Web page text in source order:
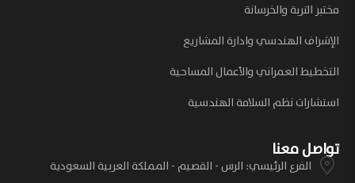
مختبر التربة والخرسانة
الإشراف الهندسي وادارة المشاريع
التخطيط العمراني والأعمال المساحية
استشارات نظم السلامة الهندسية
تواصل معنا
الفرع الرئيسي: الرس - القصيم - المملكة العربية السعودية